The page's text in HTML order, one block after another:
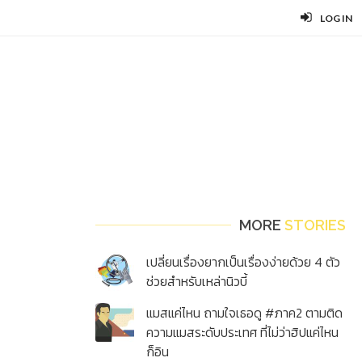
LOG IN
MORE STORIES
เปลี่ยนเรื่องยากเป็นเรื่องง่ายด้วย 4 ตัว
ช่วยสำหรับเหล่านิวบี้
แมสแค่ไหน ถามใจเธอดู #ภาค2 ตามติด
ความแมสระดับประเทศ ที่ไม่ว่าฮิปแค่ไหน
ก็อิน